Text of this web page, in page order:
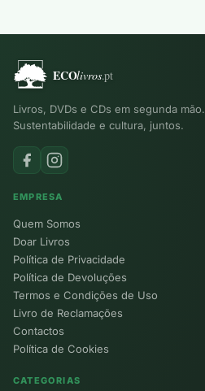
Livros, DVDs e CDs em segunda mão.
Sustentabilidade e cultura, juntos.
EMPRESA
Quem Somos
Doar Livros
Política de Privacidade
Política de Devoluções
Termos e Condições de Uso
Livro de Reclamações
Contactos
Política de Cookies
CATEGORIAS